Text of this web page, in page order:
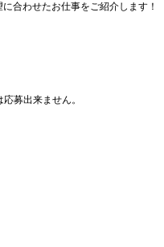
合わせたお仕事をご紹介します！
募出来ません。